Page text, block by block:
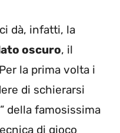
dà, infatti, la
oscuro, il
Per la prima volta i
di schierarsi
della famosissima
di gioco